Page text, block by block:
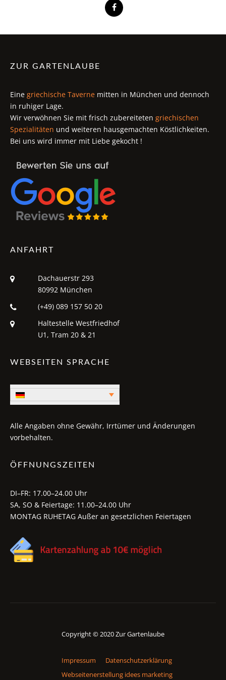
ZUR GARTENLAUBE
Eine griechische Taverne mitten in München und dennoch
in ruhiger Lage.
Wir verwöhnen Sie mit frisch zubereiteten griechischen
Spezialitäten und weiteren hausgemachten Köstlichkeiten.
Bei uns wird immer mit Liebe gekocht !
ANFAHRT
Dachauerstr 293
80992 München
(+49) 089 157 50 20
Haltestelle Westfriedhof
U1, Tram 20 & 21
WEBSEITEN SPRACHE
Alle Angaben ohne Gewähr, Irrtümer und Änderungen
vorbehalten.
ÖFFNUNGSZEITEN
DI–FR: 17.00–24.00 Uhr
SA, SO & Feiertage: 11.00–24.00 Uhr
MONTAG RUHETAG Außer an gesetzlichen Feiertagen
Copyright © 2020 Zur Gartenlaube
Impressum
Datenschutzerklärung
Webseitenerstellung idees marketing